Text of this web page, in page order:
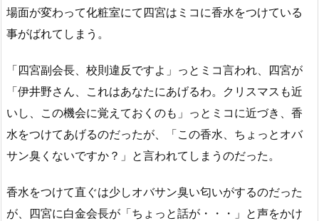
場面が変わって化粧室にて四宮はミコに香水をつけている
事がばれてしまう。
「四宮副会長、校則違反ですよ」っとミコ言われ、四宮が
「伊井野さん、これはあなたにあげるわ。クリスマスも近
いし、この機会に覚えておくのも」っとミコに近づき、香
水をつけてあげるのだったが、「この香水、ちょっとオバ
サン臭くないですか？」と言われてしまうのだった。
香水をつけて直ぐは少しオバサン臭い匂いがするのだった
が、四宮に白金会長が「ちょっと話が・・・」と声をかけ